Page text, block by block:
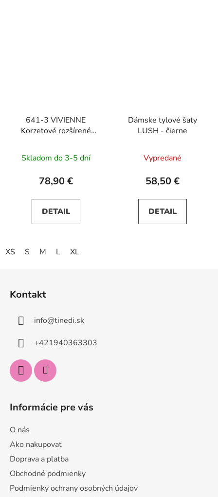
641-3 VIVIENNE
Korzetové rozšírené
žltá
Skladom do 3-5 dní
78,90 €
DETAIL
XS S M L XL
Dámske tylové šaty
LUSH - čierne
Vypredané
58,50 €
DETAIL
Kontakt
info@tinedi.sk
+421940363303
Informácie pre vás
O nás
Ako nakupovať
Doprava a platba
Obchodné podmienky
Podmienky ochrany osobných údajov